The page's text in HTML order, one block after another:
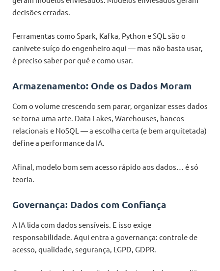
decisões erradas.
Ferramentas como Spark, Kafka, Python e SQL são o
canivete suíço do engenheiro aqui — mas não basta usar,
é preciso saber por quê e como usar.
Armazenamento: Onde os Dados Moram
Com o volume crescendo sem parar, organizar esses dados
se torna uma arte. Data Lakes, Warehouses, bancos
relacionais e NoSQL — a escolha certa (e bem arquitetada)
define a performance da IA.
Afinal, modelo bom sem acesso rápido aos dados… é só
teoria.
Governança: Dados com Confiança
A IA lida com dados sensíveis. E isso exige
responsabilidade. Aqui entra a governança: controle de
acesso, qualidade, segurança, LGPD, GDPR.